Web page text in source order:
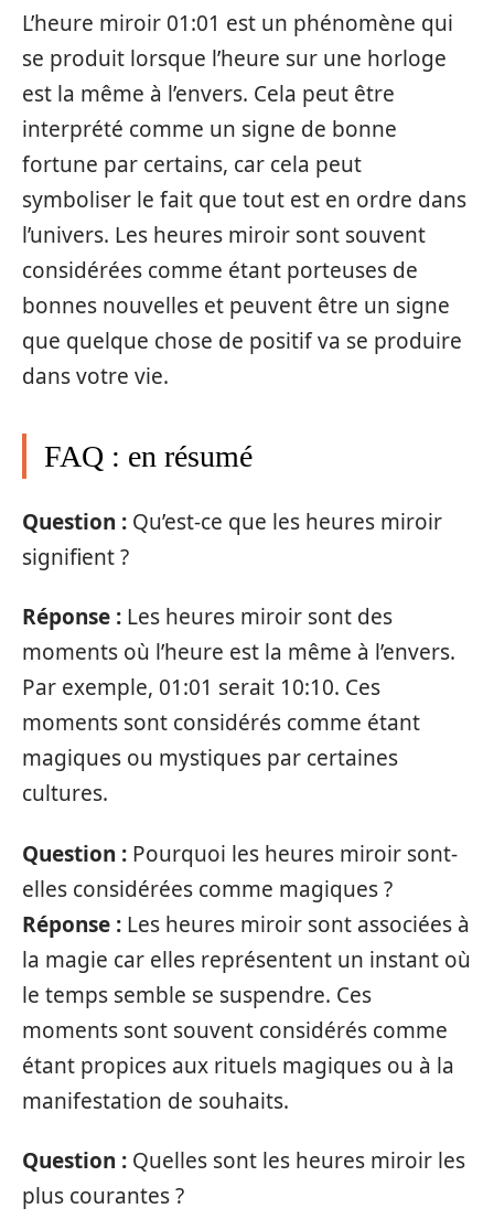
L’heure miroir 01:01 est un phénomène qui
se produit lorsque l’heure sur une horloge
est la même à l’envers. Cela peut être
interprété comme un signe de bonne
fortune par certains, car cela peut
symboliser le fait que tout est en ordre dans
l’univers. Les heures miroir sont souvent
considérées comme étant porteuses de
bonnes nouvelles et peuvent être un signe
que quelque chose de positif va se produire
dans votre vie.
FAQ : en résumé
Question : Qu’est-ce que les heures miroir
signifient ?
Réponse : Les heures miroir sont des
moments où l’heure est la même à l’envers.
Par exemple, 01:01 serait 10:10. Ces
moments sont considérés comme étant
magiques ou mystiques par certaines
cultures.
Question : Pourquoi les heures miroir sont-
elles considérées comme magiques ?
Réponse : Les heures miroir sont associées à
la magie car elles représentent un instant où
le temps semble se suspendre. Ces
moments sont souvent considérés comme
étant propices aux rituels magiques ou à la
manifestation de souhaits.
Question : Quelles sont les heures miroir les
plus courantes ?